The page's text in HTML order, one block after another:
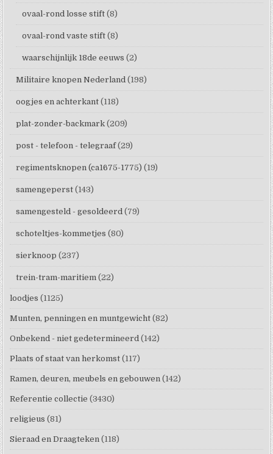
ovaal-rond losse stift (8)
ovaal-rond vaste stift (8)
waarschijnlijk 18de eeuws (2)
Militaire knopen Nederland (198)
oogjes en achterkant (118)
plat-zonder-backmark (209)
post - telefoon - telegraaf (29)
regimentsknopen (ca1675-1775) (19)
samengeperst (143)
samengesteld - gesoldeerd (79)
schoteltjes-kommetjes (80)
sierknoop (237)
trein-tram-maritiem (22)
loodjes (1125)
Munten, penningen en muntgewicht (82)
Onbekend - niet gedetermineerd (142)
Plaats of staat van herkomst (117)
Ramen, deuren, meubels en gebouwen (142)
Referentie collectie (3430)
religieus (81)
Sieraad en Draagteken (118)